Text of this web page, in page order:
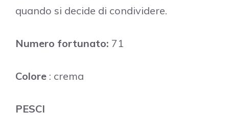
quando si decide di condividere.
Numero fortunato: 71
Colore : crema
PESCI